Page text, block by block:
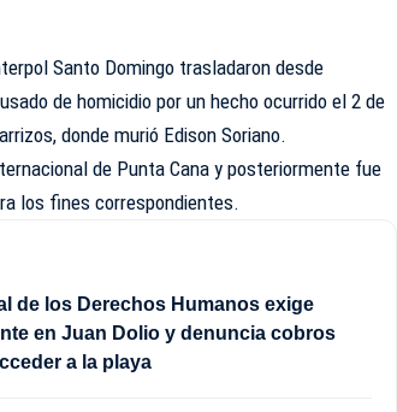
Santo Domingo trasladaron desde
de homicidio por un hecho ocurrido el 2 de
donde murió Edison Soriano.
de Punta Cana y posteriormente fue
los fines correspondientes.
de los Derechos Humanos exige
en Juan Dolio y denuncia cobros
a la playa